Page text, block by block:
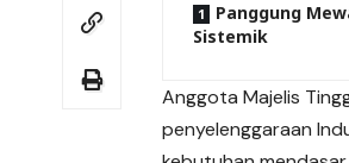
Panggung
Sistemik
Anggota Majelis
penyelenggaraan